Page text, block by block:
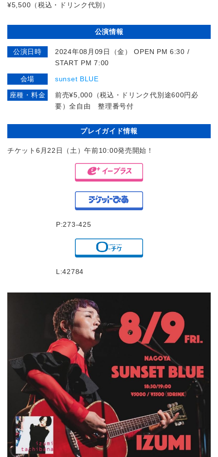
¥5,500（税込・ドリンク代別）
公演情報
公演日時
2024年08月09日（金） OPEN PM 6:30 /
START PM 7:00
会場 sunset BLUE
座種・料金
前売¥5,000（税込・ドリンク代別途600円必
要）全自由 整理番号付
プレイガイド情報
チケット6月22日（土）午前10:00発売開始！
P:273-425
L:42784